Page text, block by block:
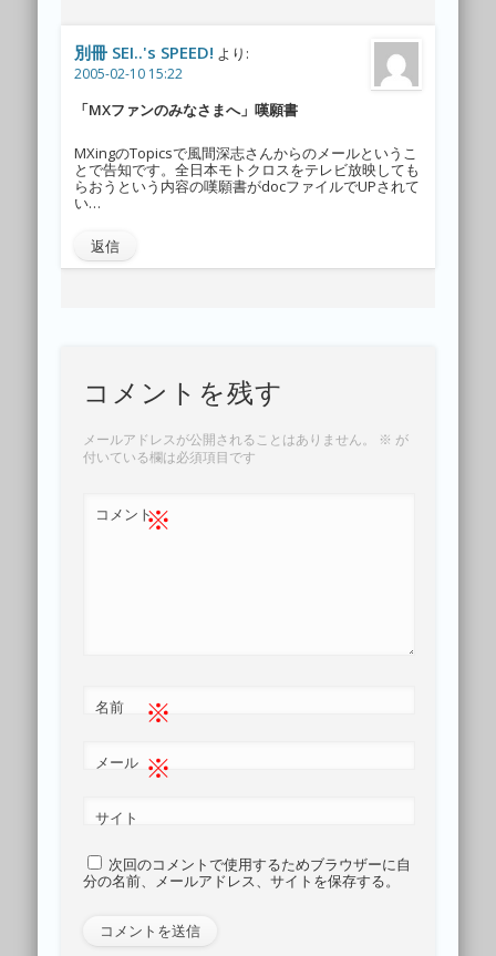
別冊 SEI..'s SPEED! より:
2005-02-10 15:22
「MXファンのみなさまへ」嘆願書
MXingのTopicsで風間深志さんからのメールというこ
とで告知です。全日本モトクロスをテレビ放映しても
らおうという内容の嘆願書がdocファイルでUPされて
い…
返信
コメントを残す
メールアドレスが公開されることはありません。 ※ が
付いている欄は必須項目です
コメント※
名前 ※
メール ※
サイト
次回のコメントで使用するためブラウザーに自
分の名前、メールアドレス、サイトを保存する。